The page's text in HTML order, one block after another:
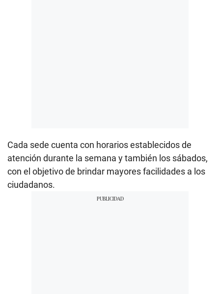
Cada sede cuenta con horarios establecidos de
atención durante la semana y también los sábados,
con el objetivo de brindar mayores facilidades a los
ciudadanos.